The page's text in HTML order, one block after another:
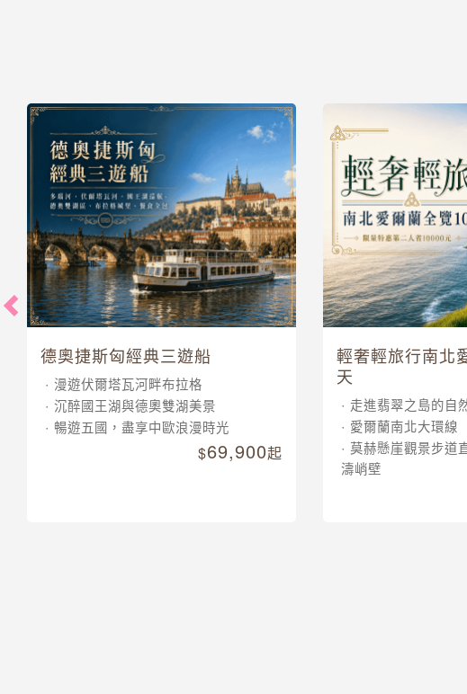
德奧捷斯匈經典三遊船
漫遊伏爾塔瓦河畔布拉格
沉醉國王湖與德奧雙湖美景
暢遊五國，盡享中歐浪漫時光
69,900起
輕奢輕旅行南北
天
走進翡翠之島的自
愛爾蘭南北大環線
莫赫懸崖觀景步道
濤峭壁